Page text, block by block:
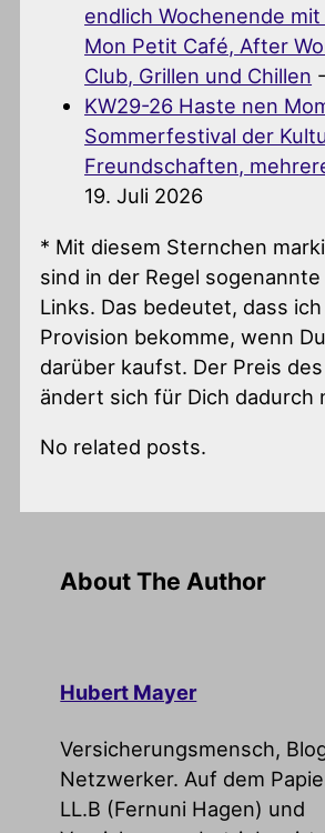
endlich Wochenende
Mon Petit Café, After
Club, Grillen und Chillen
KW29-26 Haste nen
Sommerfestival der
Freundschaften,
19. Juli 2026
* Mit diesem Sternchen
sind in der Regel
Links. Das bedeutet, dass
Provision bekomme, wenn
darüber kaufst. Der Preis
ändert sich für Dich dadurch
No related posts.
About The Author
Hubert Mayer
Versicherungsmensch,
Netzwerker. Auf dem
LL.B (Fernuni Hagen) und